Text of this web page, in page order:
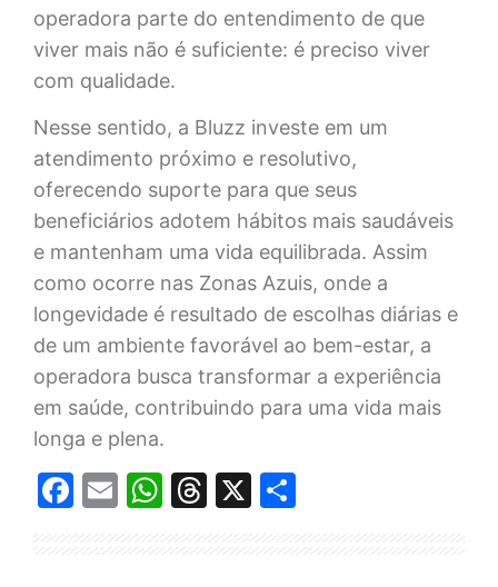
operadora parte do entendimento de que
viver mais não é suficiente: é preciso viver
com qualidade.
Nesse sentido, a Bluzz investe em um
atendimento próximo e resolutivo,
oferecendo suporte para que seus
beneficiários adotem hábitos mais saudáveis
e mantenham uma vida equilibrada. Assim
como ocorre nas Zonas Azuis, onde a
longevidade é resultado de escolhas diárias e
de um ambiente favorável ao bem-estar, a
operadora busca transformar a experiência
em saúde, contribuindo para uma vida mais
longa e plena.
Facebook
EmailWhatsApp
Threads
X